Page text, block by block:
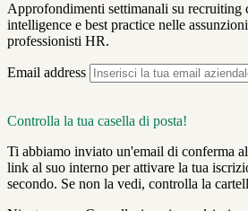
Approfondimenti settimanali su recruiting
intelligence e best practice nelle
professionisti HR.
Email address
Controlla la tua casella di posta!
Ti abbiamo inviato un'email di conferma
link al suo interno per attivare la tua
secondo. Se non la vedi, controlla la